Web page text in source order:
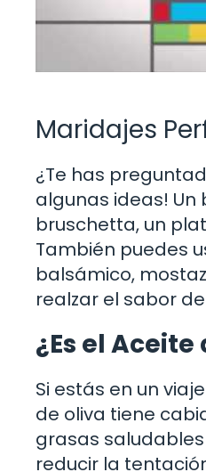
Maridajes
¿Te has
algunas ideas!
bruschetta, un
También puedes
balsámico,
realzar el sabor
¿Es el
Si estás en un
de oliva tiene
grasas
reducir la